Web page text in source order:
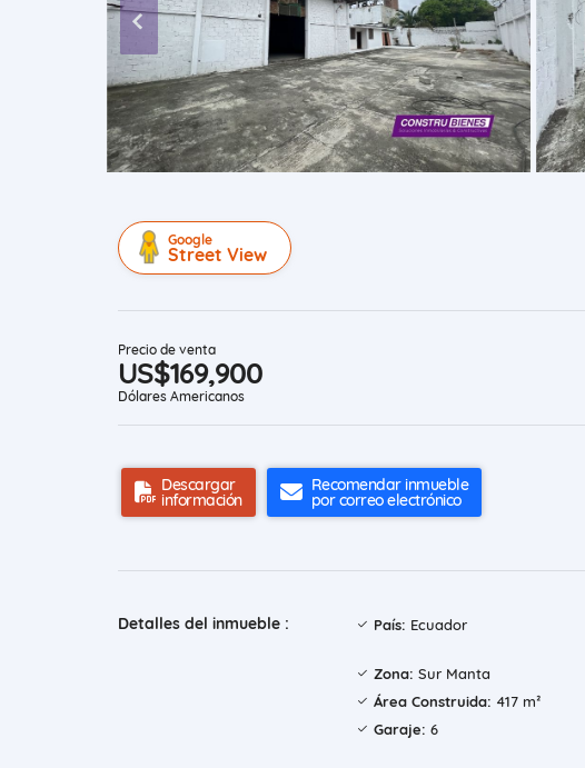
Google
Street View
Precio de venta
US$169,900
Dólares Americanos
Descargar
información
Recomendar inmueble
por correo electrónico
Detalles del inmueble : País: Ecuador
Zona: Sur Manta
Área Construida: 417 m²
Garaje: 6